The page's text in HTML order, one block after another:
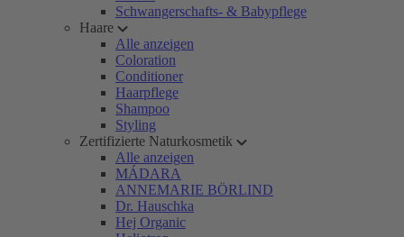
Schwangerschafts- & Babypflege
Haare
Alle anzeigen
Coloration
Conditioner
Haarpflege
Shampoo
Styling
Zertifizierte Naturkosmetik
Alle anzeigen
MÁDARA
ANNEMARIE BÖRLIND
Dr. Hauschka
Hej Organic